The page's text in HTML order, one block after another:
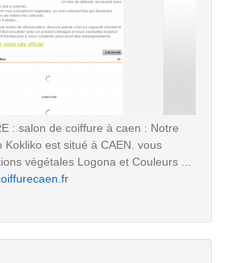
: salon de coiffure à caen : Notre
Kokliko est situé à CAEN. vous
végétales Logona et Couleurs ...